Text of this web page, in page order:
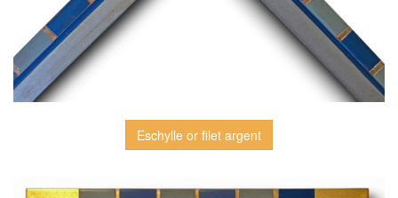
Eschylle or filet argent